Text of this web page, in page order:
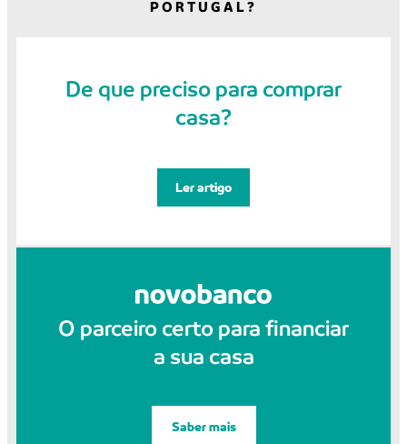
PORTUGAL?
De que preciso para comprar
casa?
Ler artigo
O parceiro certo para financiar
a sua casa
Saber mais